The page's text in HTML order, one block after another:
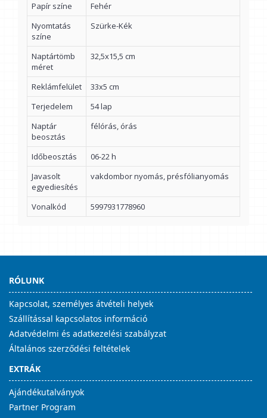
Papír színe
Fehér
Nyomtatás
színe
Szürke-Kék
Naptártömb
méret
32,5x15,5 cm
Reklámfelület
33x5 cm
Terjedelem
54 lap
Naptár
beosztás
félórás, órás
Időbeosztás
06-22 h
Javasolt
egyediesítés
vakdombor nyomás, présfólianyomás
Vonalkód 5997931778960
RÓLUNK
Kapcsolat, személyes átvételi helyek
Szállítással kapcsolatos információ
Adatvédelmi és adatkezelési szabályzat
Általános szerződési feltételek
EXTRÁK
Ajándékutalványok
Partner Program